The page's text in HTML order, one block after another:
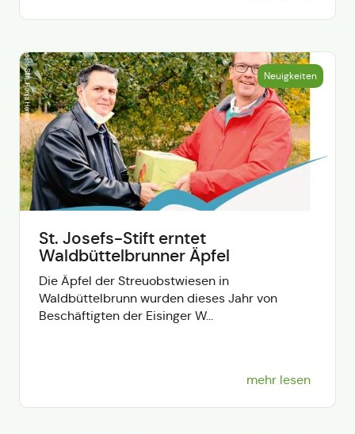
Neuigkeiten
St. Josefs-Stift erntet
Waldbüttelbrunner Äpfel
Die Äpfel der Streuobstwiesen in
Waldbüttelbrunn wurden dieses Jahr von
Beschäftigten der Eisinger W...
mehr lesen